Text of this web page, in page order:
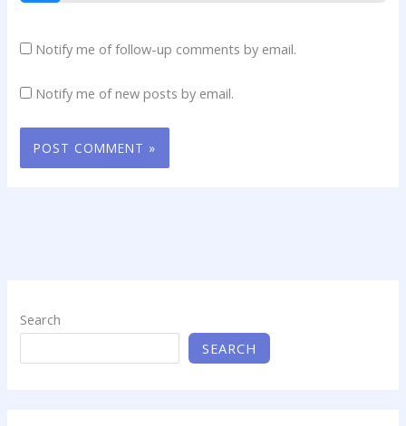
Notify me of follow-up comments by email.
Notify me of new posts by email.
Search
SEARCH